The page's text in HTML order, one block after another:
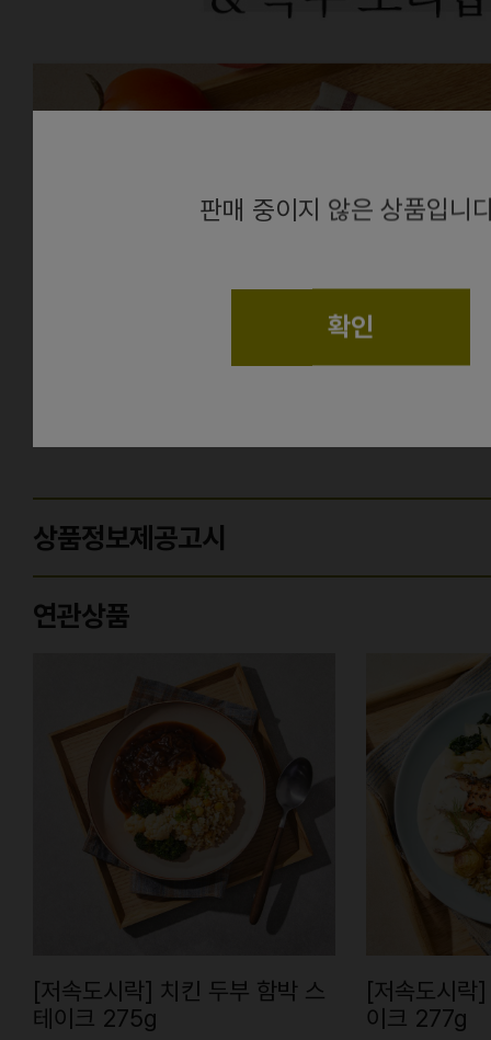
상품정보더보기
상품정보제공고시
연관상품
[저속도시락] 치킨 두부 함박 스
테이크 275g
[저속도시락
이크 277g
판매 중이지 않은 상품입니
확인